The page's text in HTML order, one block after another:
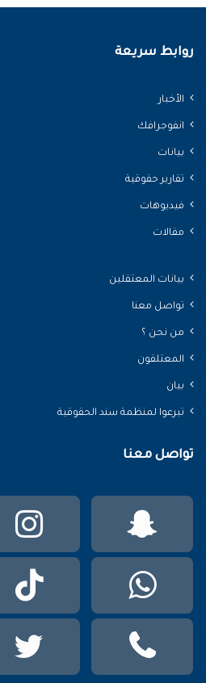
روابط سريعة
الأخبار
انفوجرافك
بيانات
تقارير حقوقية
فيديوهات
مقالات
بيانات المعتقلين
تواصل معنا
من نحن ؟
المعتلقون
بيان
تبرعوا لمنظمة سند الحقوقية
تواصل معنا
سناب
واتساب
phone